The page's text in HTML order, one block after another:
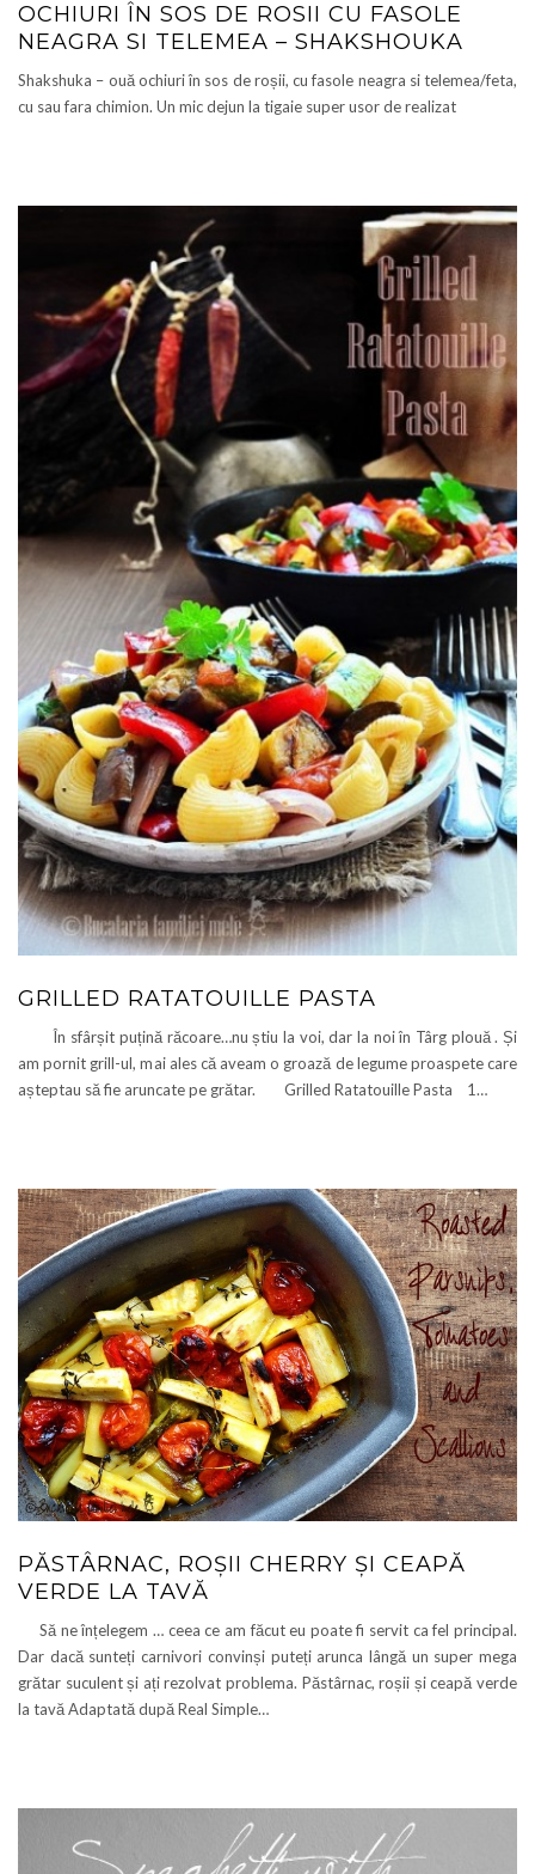
OCHIURI ÎN SOS DE ROSII CU FASOLE
NEAGRA SI TELEMEA – SHAKSHOUKA
Shakshuka – ouă ochiuri în sos de roșii, cu fasole neagra si telemea/feta,
cu sau fara chimion. Un mic dejun la tigaie super usor de realizat
GRILLED RATATOUILLE PASTA
În sfârșit puțină răcoare…nu știu la voi, dar la noi în Târg plouă . Și
am pornit grill-ul, mai ales că aveam o groază de legume proaspete care
așteptau să fie aruncate pe grătar. Grilled Ratatouille Pasta 1…
PĂSTÂRNAC, ROȘII CHERRY ȘI CEAPĂ
VERDE LA TAVĂ
Să ne înțelegem … ceea ce am făcut eu poate fi servit ca fel principal.
Dar dacă sunteți carnivori convinși puteți arunca lângă un super mega
grătar suculent și ați rezolvat problema. Păstârnac, roșii și ceapă verde
la tavă Adaptată după Real Simple…